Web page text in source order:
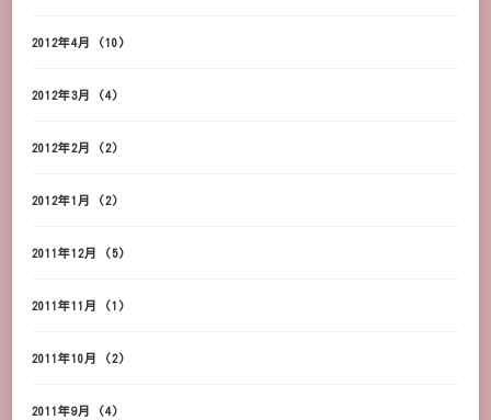
2012年4月 (10)
2012年3月 (4)
2012年2月 (2)
2012年1月 (2)
2011年12月 (5)
2011年11月 (1)
2011年10月 (2)
2011年9月 (4)